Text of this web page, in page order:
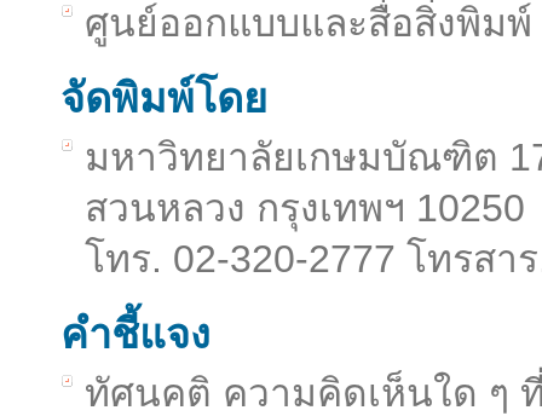
ศูนย์ออกแบบและสื่อสิ่งพิมพ์
จัดพิมพ์โดย
มหาวิทยาลัยเกษมบัณฑิต
สวนหลวง กรุงเทพฯ 10250
โทร. 02-320-2777 โทรสา
คำชี้แจง
ทัศนคติ ความคิดเห็นใด ๆ